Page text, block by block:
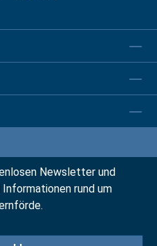
Newsletter und
rund um